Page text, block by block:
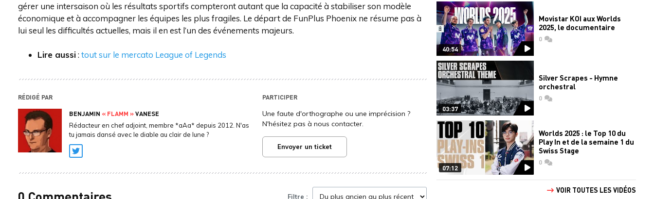
gérer une intersaison où les résultats sportifs compteront autant que la capacité à stabiliser son modèle
économique et à accompagner les équipes les plus fragiles. Le départ de FunPlus Phoenix ne résume pas à
lui seul les difficultés actuelles, mais il en est l’un des événements majeurs.
Lire aussi:tout sur le mercato League of Legends
RÉDIGÉ PAR
BENJAMIN « FLAMM »VANESE
Rédacteur en chef adjoint, membre *aAa* depuis 2012. N'as
tu jamais dansé avec le diable au clair de lune ?
Twitter
PARTICIPER
Une faute d'orthographe ou une imprécision ?
N'hésitez pas à nous contacter.
Envoyer un ticket
Filtre :
40:54
Movistar KOI aux Worlds
2025, le documentaire
0commentaires
03:37
Silver Scrapes - Hymne
orchestral
0commentaires
07:12
Worlds 2025 : le Top 10 du
Play In et de la semaine 1 du
Swiss Stage
0commentaires
VOIR TOUTES LES VIDÉOS